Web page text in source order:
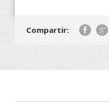
Compartir: